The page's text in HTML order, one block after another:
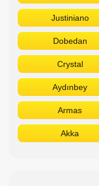
Justiniano
Dobedan
Crystal
Aydınbey
Armas
Akka